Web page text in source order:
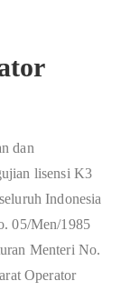
dan
lisensi K3
Indonesia
05/Men/1985
Menteri No.
Operator